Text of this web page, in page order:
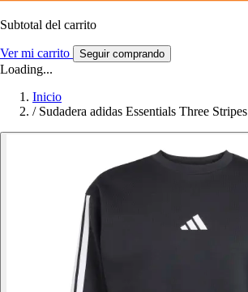
Subtotal del carrito
Ver mi carrito Seguir comprando
Loading...
Inicio
/ Sudadera adidas Essentials Three Stripes